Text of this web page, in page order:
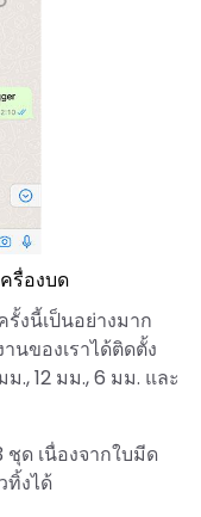
รื่องบด
งนี้เป็นอย่างมาก
นของเราได้ติดตั้ง
., 12 มม., 6 มม. และ
ด เนื่องจากใบมีด
ทิ้งได้